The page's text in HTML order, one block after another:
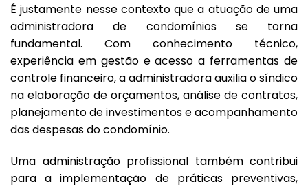
É justamente nesse contexto que a atuação de uma
administradora de condomínios se torna
fundamental. Com conhecimento técnico,
experiência em gestão e acesso a ferramentas de
controle financeiro, a administradora auxilia o síndico
na elaboração de orçamentos, análise de contratos,
planejamento de investimentos e acompanhamento
das despesas do condomínio.
Uma administração profissional também contribui
para a implementação de práticas preventivas,